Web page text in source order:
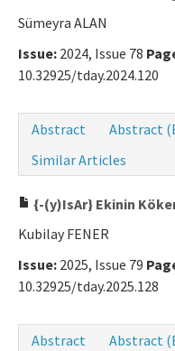
Sümeyra ALAN
Issue: 2024, Issue 78
10.32925/tday.2024.120
Abstract
Abstract
Similar Articles
{-(y)IsAr} Ekinin
Kubilay FENER
Issue: 2025, Issue 79
10.32925/tday.2025.128
Abstract
Abstract